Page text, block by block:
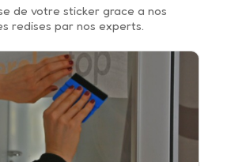
de votre sticker grace a nos
redises par nos experts.